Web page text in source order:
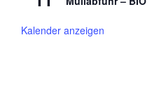
Kalender anzeigen